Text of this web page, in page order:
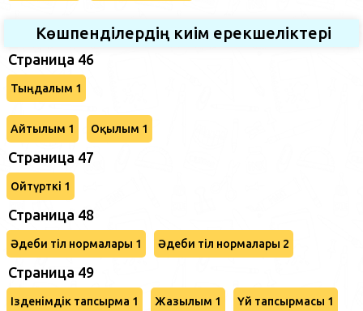
Көшпенділердің киім ерекшеліктері
Страница 46
Тыңдалым 1
Айтылым 1 Оқылым 1
Страница 47
Ойтүрткі 1
Страница 48
Әдеби тіл нормалары 1 Әдеби тіл нормалары 2
Страница 49
Ізденімдік тапсырма 1 Жазылым 1 Үй тапсырмасы 1